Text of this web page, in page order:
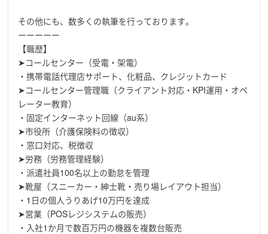
その他にも、数多くの執筆を行っております。
ーーーーー
【職歴】
➤コールセンター（受電・架電）
・携帯電話代理店サポート、化粧品、クレジットカード
➤コールセンター管理職（クライアント対応・KPI運用・オペ
レーター教育）
・固定インターネット回線（au系）
➤市役所（介護保険料の徴収）
・窓口対応、税徴収
➤労務（労務管理経験）
・派遣社員100名以上の勤怠を管理
➤靴屋（スニーカー・紳士靴・売り場レイアウト担当）
・1日の個人うりあげ10万円を達成
➤営業（POSレジシステムの販売）
・入社1か月で数百万円の機器を複数台販売